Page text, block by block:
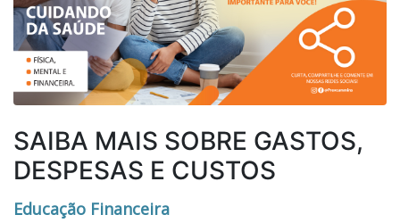
SAIBA MAIS SOBRE GASTOS,
DESPESAS E CUSTOS
Educação Financeira